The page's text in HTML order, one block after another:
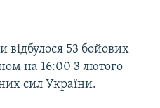
відбулося 53 бойових
на 16:00 3 лютого
сил України.